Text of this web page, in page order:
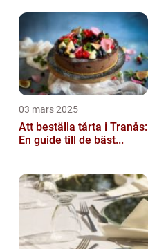
03 mars 2025
Att beställa tårta i Tranås:
En guide till de bäst...